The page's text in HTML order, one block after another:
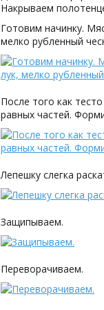
Накрываем
Готовим начинку.
мелко рубленный
После того как
равных частей.
Лепешку слегка
Защипываем.
Переворачиваем.